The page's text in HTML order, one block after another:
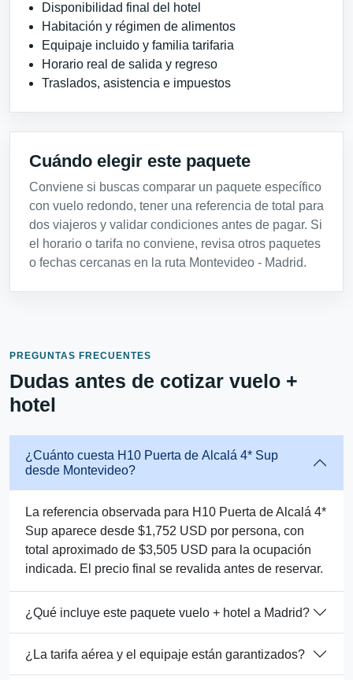
Disponibilidad final del hotel
Habitación y régimen de alimentos
Equipaje incluido y familia tarifaria
Horario real de salida y regreso
Traslados, asistencia e impuestos
Cuándo elegir este paquete
Conviene si buscas comparar un paquete específico
con vuelo redondo, tener una referencia de total para
dos viajeros y validar condiciones antes de pagar. Si
el horario o tarifa no conviene, revisa otros paquetes
o fechas cercanas en la ruta Montevideo - Madrid.
PREGUNTAS FRECUENTES
Dudas antes de cotizar vuelo +
hotel
¿Cuánto cuesta H10 Puerta de Alcalá 4* Sup
desde Montevideo?
La referencia observada para H10 Puerta de Alcalá 4*
Sup aparece desde $1,752 USD por persona, con
total aproximado de $3,505 USD para la ocupación
indicada. El precio final se revalida antes de reservar.
¿Qué incluye este paquete vuelo + hotel a Madrid?
¿La tarifa aérea y el equipaje están garantizados?